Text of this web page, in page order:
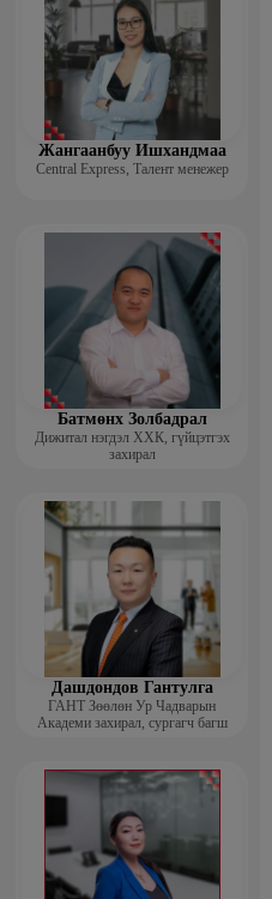
Жангаанбуу Ишхандмаа
Central Express, Талент менежер
Батмөнх Золбадрал
Дижитал нэгдэл ХХК, гүйцэтгэх
захирал
Дашдондов Гантулга
ГАНТ Зөөлөн Ур Чадварын
Академи захирал, сургагч багш